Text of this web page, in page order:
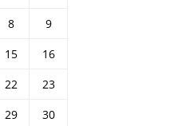
8
9
15
16
22
23
29 30